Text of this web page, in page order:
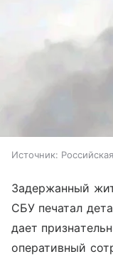
Источник:
Задержанный
СБУ печатал
дает
оперативный